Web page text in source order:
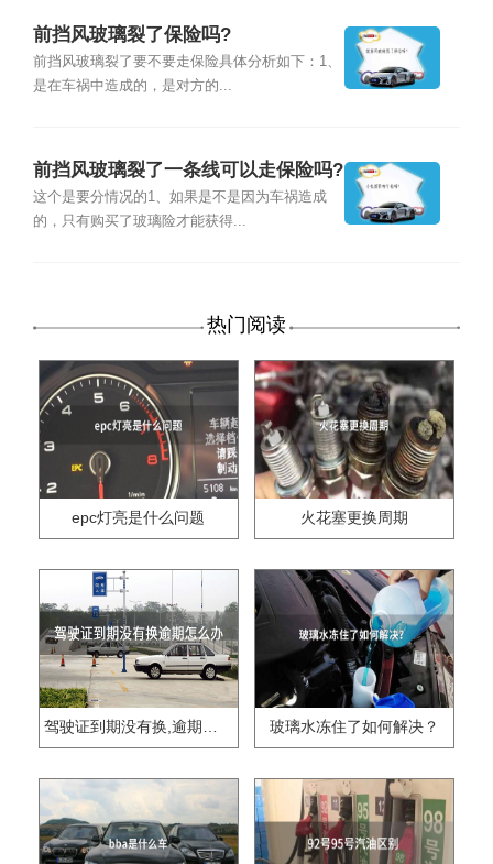
前挡风玻璃裂了保险吗?
前挡风玻璃裂了要不要走保险具体分析如下：1、
是在车祸中造成的，是对方的...
前挡风玻璃裂了一条线可以走保险吗?
这个是要分情况的1、如果是不是因为车祸造成
的，只有购买了玻璃险才能获得...
热门阅读
epc灯亮是什么问题 火花塞更换周期
驾驶证到期没有换,逾期怎么办?? 玻璃水冻住了如何解决？